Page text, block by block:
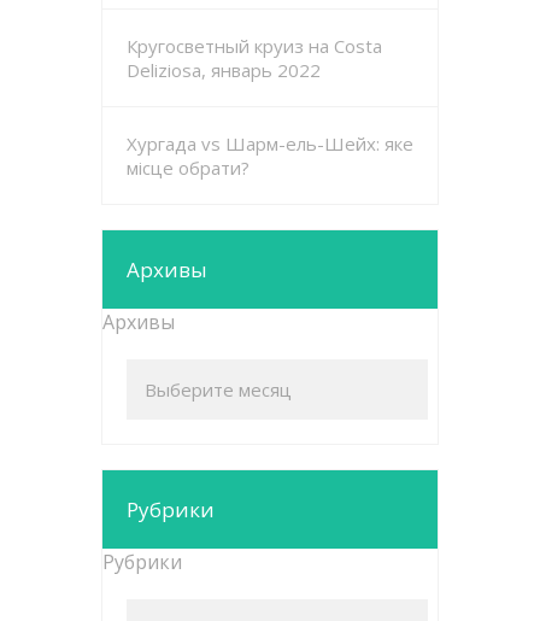
Кругосветный круиз на Costa
Deliziosa, январь 2022
Хургада vs Шарм-ель-Шейх: яке
місце обрати?
Архивы
Архивы
Рубрики
Рубрики